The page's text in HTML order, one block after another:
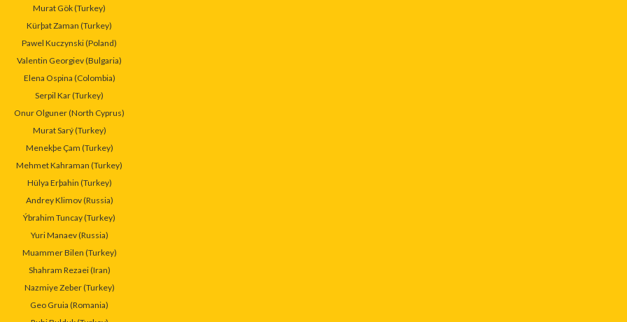
Murat Gök (Turkey)
Kürþat Zaman (Turkey)
Pawel Kuczynski (Poland)
Valentin Georgiev (Bulgaria)
Elena Ospina (Colombia)
Serpil Kar (Turkey)
Onur Olguner (North Cyprus)
Murat Sarý (Turkey)
Menekþe Çam (Turkey)
Mehmet Kahraman (Turkey)
Hülya Erþahin (Turkey)
Andrey Klimov (Russia)
Ýbrahim Tuncay (Turkey)
Yuri Manaev (Russia)
Muammer Bilen (Turkey)
Shahram Rezaei (Iran)
Nazmiye Zeber (Turkey)
Geo Gruia (Romania)